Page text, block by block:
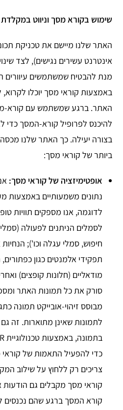
שימוש בקורא מסך וניווט
אינטרנט עשירים נגישים), לצד
מנת להבטיח שמשתמשים עיוורים
באמצעות קוראי מסך יוכלו לקרוא,
האתר. ברגע שמשתמש עם קורא-
להיכנס לפרופיל קורא-המסך כדי
בצורה יעילה. כך האתר שלנו
ביותר של קוראי מסך:
אופטימיזציה של קוראי מסך:
לדוגמה, אנו מספקים תוויות
לסמלים הניתנים לפעולה
חיפוש, סמלי עגלה וכו');
תפקידי אלמנטים כגון
מודאליים (חלונות קופצים)
סורק את כל תמונות האתר
לתמונות שאינן מתוארות. זה
כדי להפעיל התאמות של
קוראי מסך מקבלים גם
קורא המסך ברגע שהם